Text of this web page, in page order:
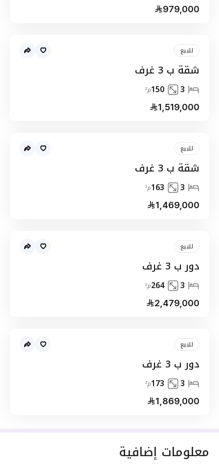
979,000
للبيع
شقة ب 3 غرف
3
150م²
1,519,000
للبيع
شقة ب 3 غرف
3
163م²
1,469,000
للبيع
دور ب 3 غرف
3
264م²
2,479,000
للبيع
دور ب 3 غرف
3
173م²
1,869,000
معلومات إضافية